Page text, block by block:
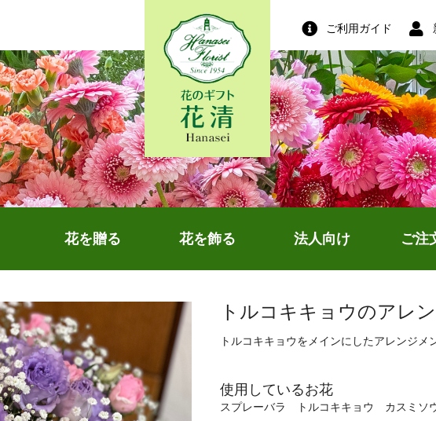
ご利用ガイド
花を贈る 花を飾る 法人向け ご注
トルコキキョウのアレ
トルコキキョウをメインにしたアレンジメ
使用しているお花
スプレーバラ トルコキキョウ カスミソ